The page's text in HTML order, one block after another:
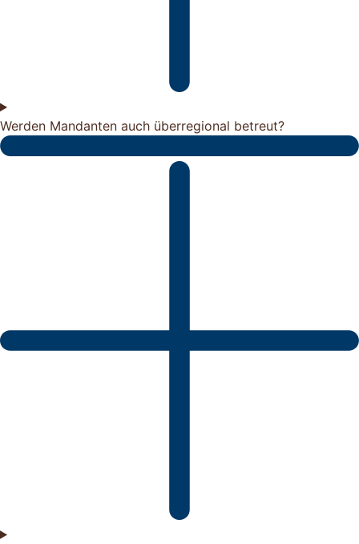
Werden Mandanten auch überregional betreut?